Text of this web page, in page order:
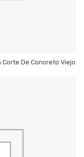
Corte De Concreto Viejo